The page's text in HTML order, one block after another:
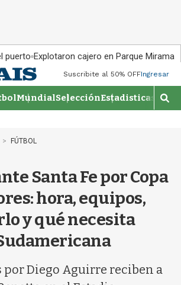
puerto Explotaron cajero en Parque Miramar
Suscribite al 50% OFFIngresar
MundialSelecciónEstadisticas
M
o
r
b
FÚTBOL
Santa Fe por Copa
hora, equipos,
y qué necesita
por Diego Aguirre reciben a